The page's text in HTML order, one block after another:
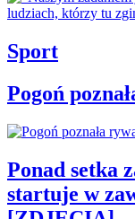
Sport
Pogoń
Ponad setka
startuje w